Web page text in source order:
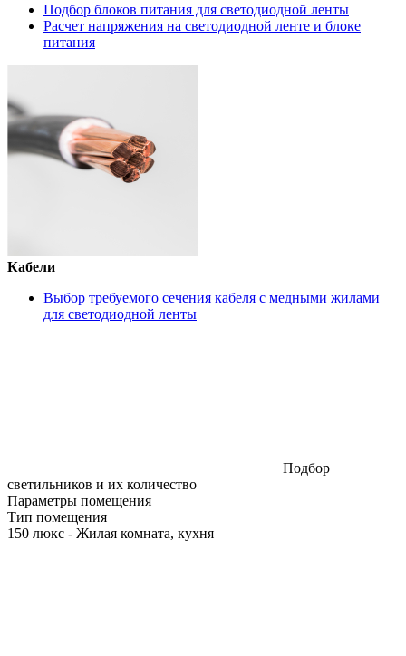
Подбор блоков питания для светодиодной ленты
Расчет напряжения на светодиодной ленте и блоке
питания
Кабели
Выбор требуемого сечения кабеля с медными жилами
для светодиодной ленты
Подбор
светильников и их количество
Параметры помещения
Тип помещения
150 люкс - Жилая комната, кухня